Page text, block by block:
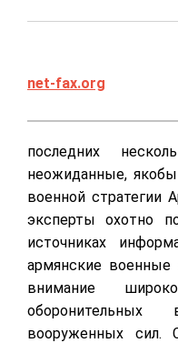
net-fax.org
последних
неожиданные,
военной стратегии
эксперты охотно
источниках
армянские военные
внимание
оборонительных
вооруженных сил.